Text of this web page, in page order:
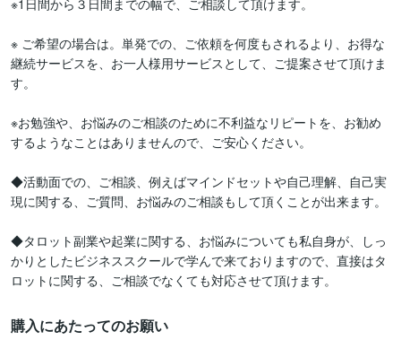
※1日間から３日間までの幅で、ご相談して頂けます。
※ ご希望の場合は。単発での、ご依頼を何度もされるより、お得な
継続サービスを、お一人様用サービスとして、ご提案させて頂けま
す。
※お勉強や、お悩みのご相談のために不利益なリピートを、お勧め
するようなことはありませんので、ご安心ください。
◆活動面での、ご相談、例えばマインドセットや自己理解、自己実
現に関する、ご質問、お悩みのご相談もして頂くことが出来ます。
◆タロット副業や起業に関する、お悩みについても私自身が、しっ
かりとしたビジネススクールで学んで来ておりますので、直接はタ
購入にあたってのお願い